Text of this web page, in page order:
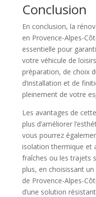
Conclusion
En conclusion, la
en Provence-Alpes-
essentielle pour
votre véhicule de
préparation, de choix
d’installation et de
pleinement de votre
Les avantages de
plus d’améliorer
vous pourrez
isolation thermique et
fraîches ou les trajets
plus, en choisissant
de Provence-Alpes-
d’une solution